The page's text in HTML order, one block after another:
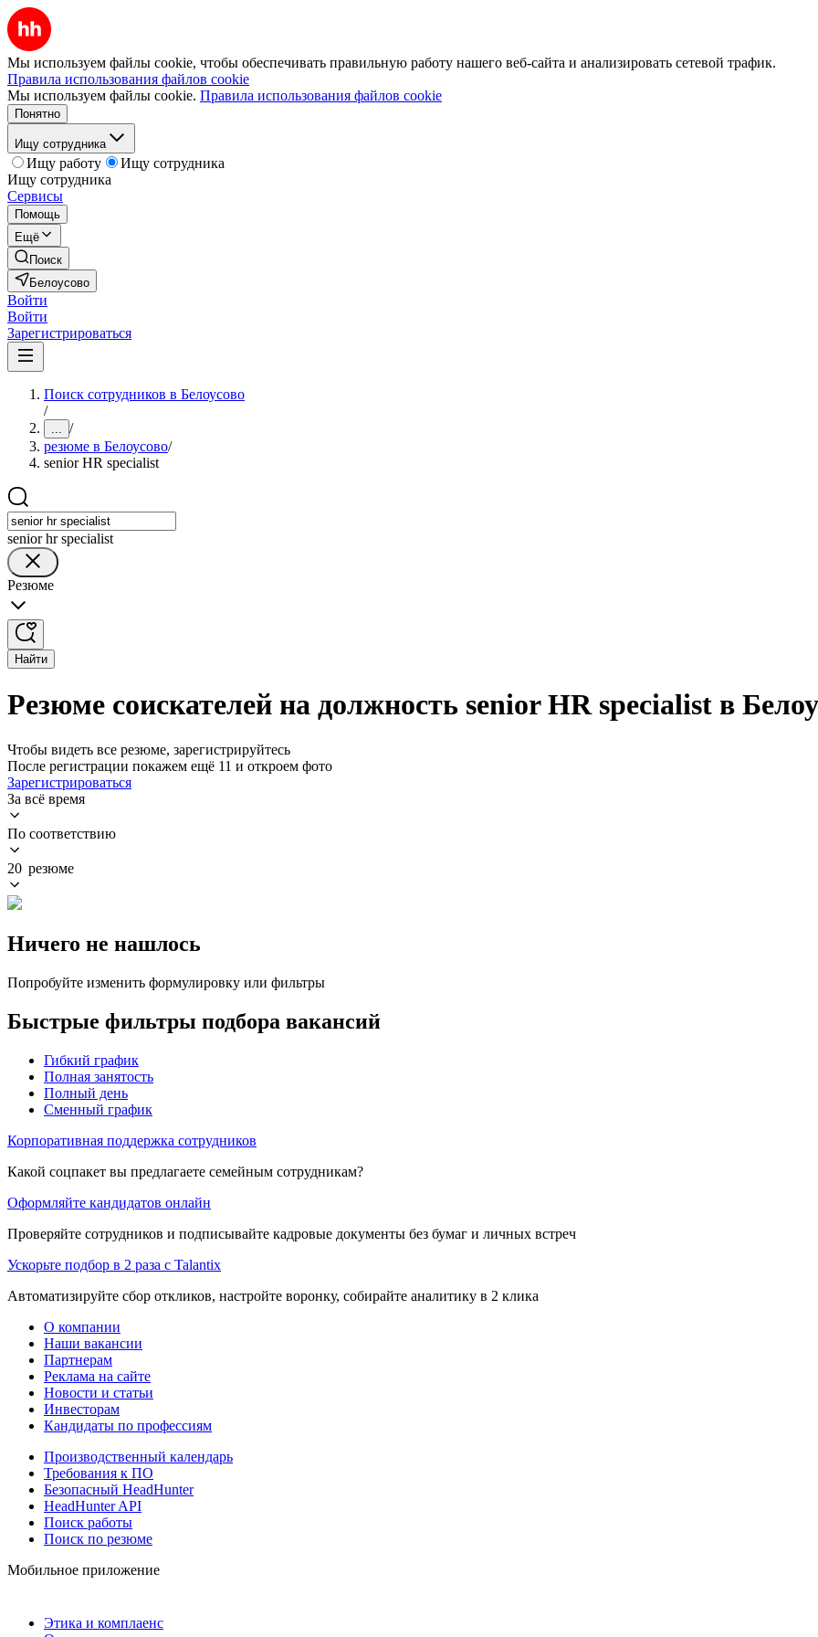
Мы используем файлы cookie, чтобы обеспечивать правильную работу нашего веб-сайта и анализировать сетевой трафик.
Правила использования файлов cookie
Мы используем файлы cookie. Правила использования файлов cookie
Понятно
Ищу сотрудника
Ищу работу
Ищу сотрудника
Ищу сотрудника
Сервисы
Помощь
Ещё
Поиск
Белоусово
Войти
Войти
Зарегистрироваться
Поиск сотрудников в Белоусово
/
... /
резюме в Белоусово/
senior HR specialist
senior hr specialist
Резюме
Найти
Резюме соискателей на должность senior HR specialist в
Чтобы видеть все резюме, зарегистрируйтесь
После регистрации покажем ещё 11 и откроем фото
Зарегистрироваться
За всё время
По соответствию
20 резюме
Ничего не нашлось
Попробуйте изменить формулировку или фильтры
Быстрые фильтры подбора вакансий
Гибкий график
Полная занятость
Полный день
Сменный график
Корпоративная поддержка сотрудников
Какой соцпакет вы предлагаете семейным сотрудникам?
Оформляйте кандидатов онлайн
Проверяйте сотрудников и подписывайте кадровые документы без бумаг и личных встреч
Ускорьте подбор в 2 раза с Talantix
Автоматизируйте сбор откликов, настройте воронку, собирайте аналитику в 2 клика
О компании
Наши вакансии
Партнерам
Реклама на сайте
Новости и статьи
Инвесторам
Кандидаты по профессиям
Производственный календарь
Требования к ПО
Безопасный HeadHunter
HeadHunter API
Поиск работы
Поиск по резюме
Мобильное приложение
Этика и комплаенс